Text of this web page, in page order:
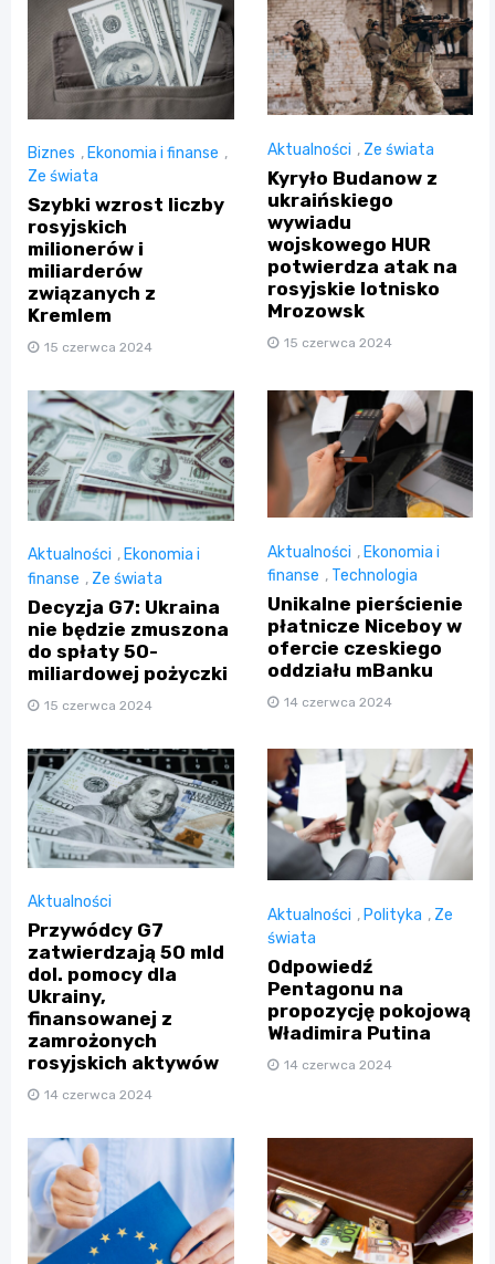
Biznes , Ekonomia i finanse ,
Ze świata
Szybki wzrost liczby
rosyjskich
milionerów i
miliarderów
związanych z
Kremlem
15 czerwca 2024
Aktualności , Ze świata
Kyryło Budanow z
ukraińskiego
wywiadu
wojskowego HUR
potwierdza atak na
rosyjskie lotnisko
Mrozowsk
15 czerwca 2024
Aktualności , Ekonomia i
finanse , Ze świata
Decyzja G7: Ukraina
nie będzie zmuszona
do spłaty 50-
miliardowej pożyczki
15 czerwca 2024
Aktualności , Ekonomia i
finanse , Technologia
Unikalne pierścienie
płatnicze Niceboy w
ofercie czeskiego
oddziału mBanku
14 czerwca 2024
Aktualności
Przywódcy G7
zatwierdzają 50 mld
dol. pomocy dla
Ukrainy,
finansowanej z
zamrożonych
rosyjskich aktywów
14 czerwca 2024
Aktualności , Polityka , Ze
świata
Odpowiedź
Pentagonu na
propozycję pokojową
Władimira Putina
14 czerwca 2024